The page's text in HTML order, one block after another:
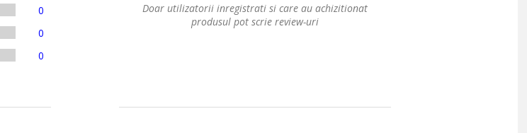
0
0
0
Doar utilizatorii inregistrati si care au achizitionat
produsul pot scrie review-uri